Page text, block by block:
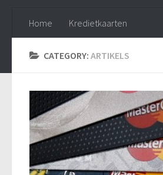
Home Kredietkaarten
CATEGORY: ARTIKELS